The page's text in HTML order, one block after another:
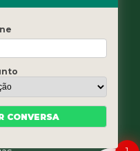
CONVERSA